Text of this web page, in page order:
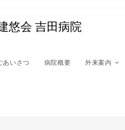
悠会 吉田病院
あいさつ 病院概要 外来案内